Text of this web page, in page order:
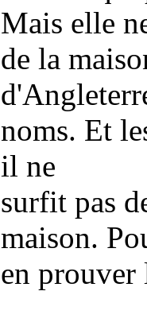
Mais elle
de la
noms. Et
il ne
surfit pas
maison.
en prouver